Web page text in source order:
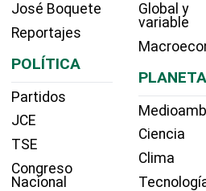
José Boquete
Reportajes
POLÍTICA
Partidos
JCE
TSE
Congreso
Nacional
Global y
variable
PLANETA
Ciencia
Clima